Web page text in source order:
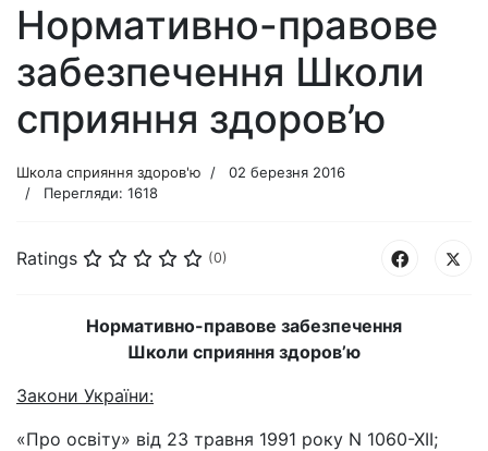
Нормативно-правове
забезпечення Школи
сприяння здоров’ю
Школа сприяння здоров'ю
02 березня 2016
Перегляди: 1618
Ratings (0)
Нормативно-правове забезпечення
Школи сприяння здоров’ю
Закони України:
«Про освіту» від 23 травня 1991 року N 1060-XII;